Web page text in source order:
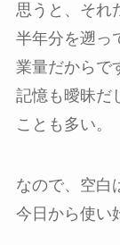
思うと、それ
半年分を遡っ
業量だからで
記憶も曖昧だ
ことも多い。
なので、空白
今日から使い